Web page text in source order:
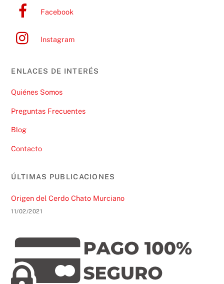
Facebook
Instagram
ENLACES DE INTERÉS
Quiénes Somos
Preguntas Frecuentes
Blog
Contacto
ÚLTIMAS PUBLICACIONES
Origen del Cerdo Chato Murciano
11/02/2021